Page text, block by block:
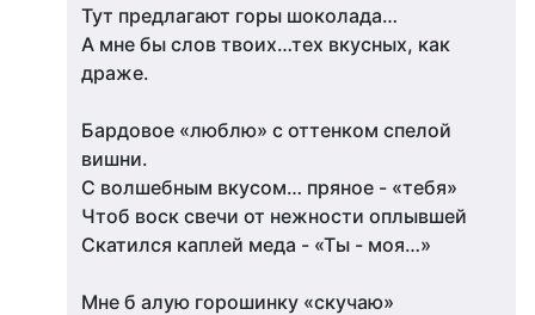
Тут предлагают горы шоколада…
А мне бы слов твоих…тех вкусных, как
драже.
Бардовое «люблю» с оттенком спелой
вишни.
С волшебным вкусом… пряное - «тебя»
Чтоб воск свечи от нежности оплывшей
Скатился каплей меда - «Ты - моя…»
Мне б алую горошинку «скучаю»